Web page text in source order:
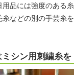
品には強度のある
糸などの別の手芸糸
シン用刺繍糸を